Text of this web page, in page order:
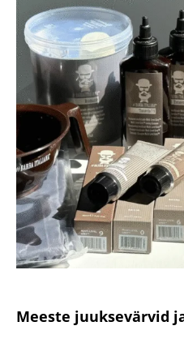
Meeste juuksevärvid